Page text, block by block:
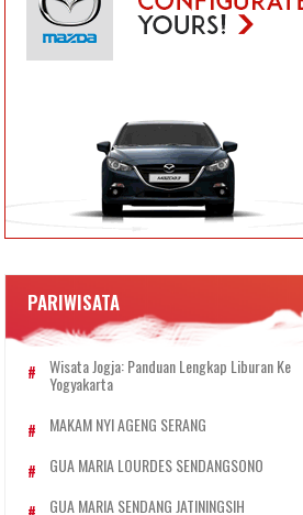
PARIWISATA
Wisata Jogja: Panduan Lengkap Liburan Ke
Yogyakarta
MAKAM NYI AGENG SERANG
GUA MARIA LOURDES SENDANGSONO
GUA MARIA SENDANG JATININGSIH